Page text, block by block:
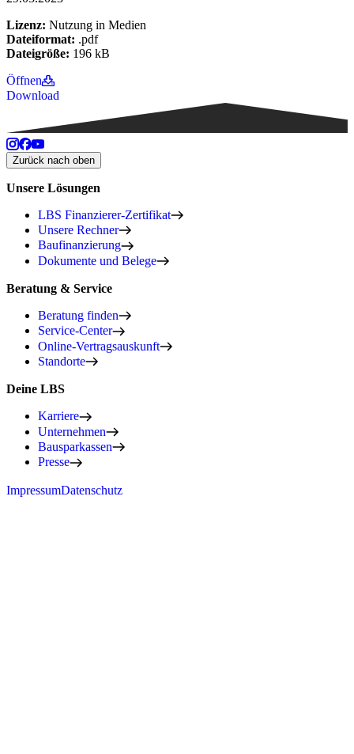
Lizenz: Nutzung in Medien
Dateiformat: .pdf
Dateigröße: 196 kB
Öffnen
Download
Zurück nach oben
Unsere Lösungen
LBS Finanzierer-Zertifikat
Unsere Rechner
Baufinanzierung
Dokumente und Belege
Beratung & Service
Beratung finden
Service-Center
Online-Vertragsauskunft
Standorte
Deine LBS
Karriere
Unternehmen
Bausparkassen
Presse
ImpressumDatenschutz